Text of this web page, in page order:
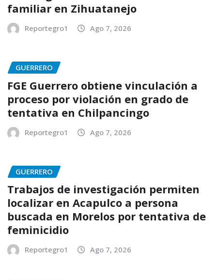
familiar en Zihuatanejo
Reportegro1 Ago 7, 2026
GUERRERO
FGE Guerrero obtiene vinculación a
proceso por violación en grado de
tentativa en Chilpancingo
Reportegro1 Ago 7, 2026
GUERRERO
Trabajos de investigación permiten
localizar en Acapulco a persona
buscada en Morelos por tentativa de
feminicidio
Reportegro1 Ago 7, 2026